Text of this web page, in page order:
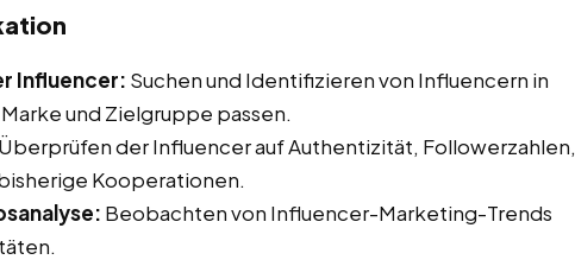
Influencer: Suchen und Identifizieren von Influencern in
und Zielgruppe passen.
Überprüfen der Influencer auf Authentizität, Followerzahlen,
Kooperationen.
Beobachten von Influencer-Marketing-Trends